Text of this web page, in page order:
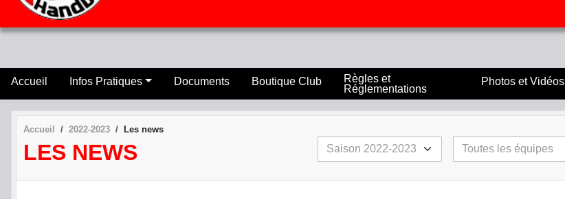
Accueil Infos Pratiques Documents Boutique Club
Règles et
Réglementations
Photos et Vidéos
Accueil 2022-2023 Les news
LES NEWS